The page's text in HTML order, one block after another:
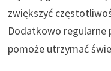
zwiększyć
Dodatkowo regularne
pomoże utrzymać